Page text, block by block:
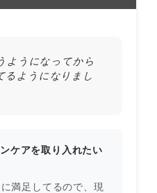
ようになってから
るようになりまし
ケアを取り入れたい
満足してるので、現